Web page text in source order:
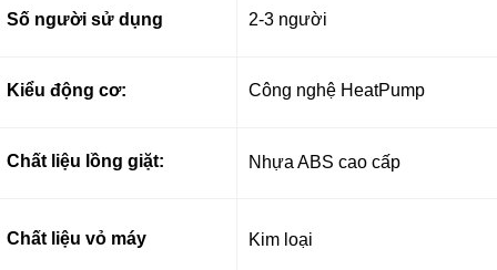
Số người sử dụng 2-3 người
Kiểu động cơ: Công nghệ HeatPump
Chất liệu lồng giặt: Nhựa ABS cao cấp
Chất liệu vỏ máy Kim loại